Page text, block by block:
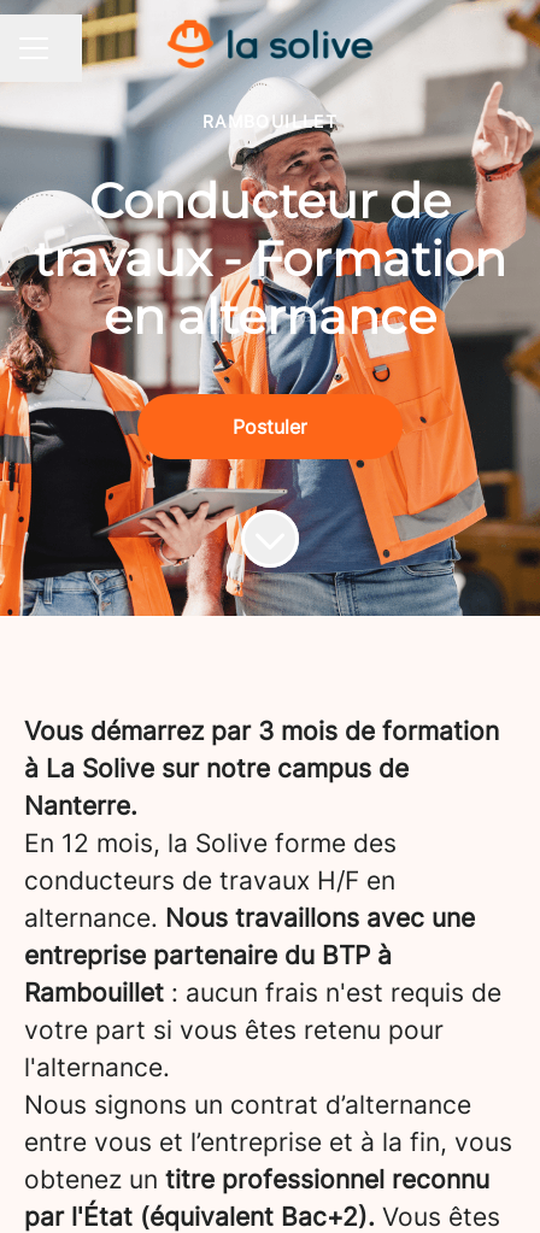
MENU CARRIÈRE
Partager la page
RAMBOUILLET
Conducteur de
travaux - Formation
en alternance
Postuler
Vous démarrez par 3 mois de formation
à La Solive sur notre campus de
Nanterre.
En 12 mois, la Solive forme des
conducteurs de travaux H/F en
alternance. Nous travaillons avec une
entreprise partenaire du BTP à
Rambouillet : aucun frais n'est requis de
votre part si vous êtes retenu pour
l'alternance.
Nous signons un contrat d’alternance
entre vous et l’entreprise et à la fin, vous
obtenez un titre professionnel reconnu
par l'État (équivalent Bac+2). Vous êtes